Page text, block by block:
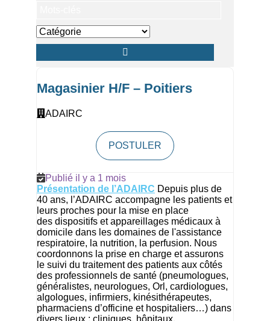
Magasinier H/F – Poitiers
ADAIRC
POSTULER
Publié il y a 1 mois
Présentation de l’ADAIRC Depuis plus de
40 ans, l’ADAIRC accompagne les patients et
leurs proches pour la mise en place
des dispositifs et appareillages médicaux à
domicile dans les domaines de l'assistance
respiratoire, la nutrition, la perfusion. Nous
coordonnons la prise en charge et assurons
le suivi du traitement des patients aux côtés
des professionnels de santé (pneumologues,
généralistes, neurologues, Orl, cardiologues,
algologues, infirmiers, kinésithérapeutes,
pharmaciens d’officine et hospitaliers…) dans
divers lieux : cliniques, hôpitaux,